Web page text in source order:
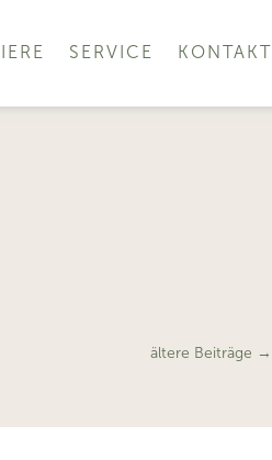
SERVICE KONTAKT
ältere Beiträge →